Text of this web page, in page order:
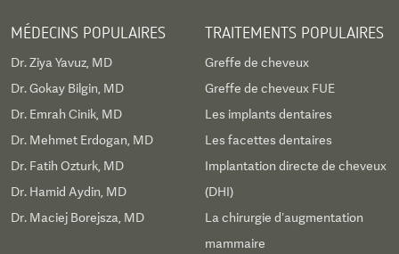
MÉDECINS POPULAIRES
Dr. Ziya Yavuz, MD
Dr. Gokay Bilgin, MD
Dr. Emrah Cinik, MD
Dr. Mehmet Erdogan, MD
Dr. Fatih Ozturk, MD
Dr. Hamid Aydin, MD
Dr. Maciej Borejsza, MD
TRAITEMENTS POPULAIRES
Greffe de cheveux
Greffe de cheveux FUE
Les implants dentaires
Les facettes dentaires
Implantation directe de cheveux
(DHI)
La chirurgie d’augmentation
mammaire